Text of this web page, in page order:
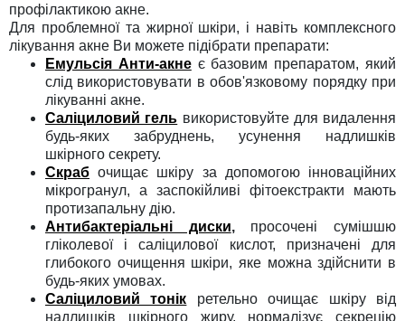
профілактикою акне.
Для проблемної та жирної шкіри, і навіть комплексного
лікування акне Ви можете підібрати препарати:
Емульсія Анти-акнеє базовим препаратом, який
слід використовувати в обов'язковому порядку при
лікуванні акне.
Саліциловий гель використовуйте для видалення
будь-яких забруднень, усунення надлишків
шкірного секрету.
Скраб очищає шкіру за допомогою інноваційних
мікрогранул, а заспокійливі фітоекстракти мають
протизапальну дію.
Антибактеріальні диски,просочені сумішшю
гліколевої і саліцилової кислот, призначені для
глибокого очищення шкіри, яке можна здійснити в
будь-яких умовах.
Саліциловий тонік ретельно очищає шкіру від
надлишків шкірного жиру, нормалізує секрецію